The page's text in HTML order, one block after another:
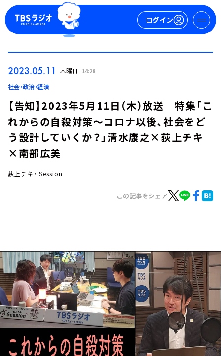
ログイン
今日の番組表
YouTube
会社情報
2023.05.11 木曜日 14:28
社会・政治・経済
【告知】2023年5月11日（木）放送 特集「こ
れからの自殺対策～コロナ以後、社会をど
う設計していくか？」清水康之×荻上チキ
×南部広美
荻上チキ・ Session
この記事をシェア